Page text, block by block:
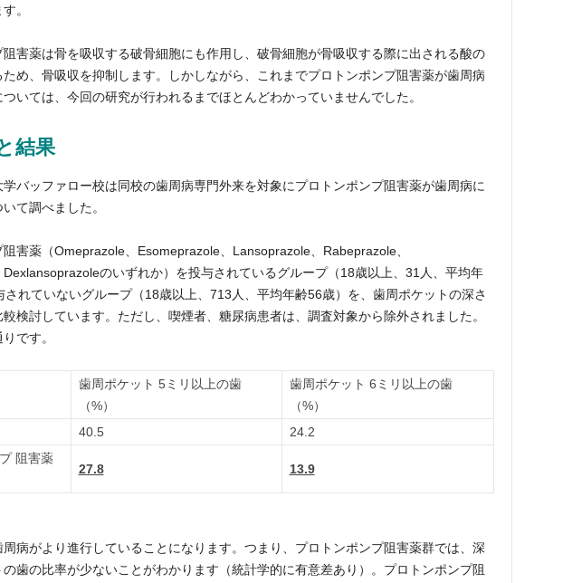
。
阻害薬は骨を吸収する破骨細胞にも作用し、破骨細胞が骨吸収する際に出される酸の
め、骨吸収を抑制します。しかしながら、これまでプロトンポンプ阻害薬が歯周病
いては、今回の研究が行われるまでほとんどわかっていませんでした。
結果
バッファロー校は同校の歯周病専門外来を対象にプロトンポンプ阻害薬が歯周病に
て調べました。
害薬（Omeprazole、Esomeprazole、Lansoprazole、Rabeprazole、
のいずれか）を投与されているグループ（18歳以上、31人、 平均年
されていないグループ（18歳以上、713人、平均年齢56歳）を、歯周ポケットの深さ
検討しています。ただし、喫煙者、糖尿病患者は、調査対象から除外されました。
です。
歯周ポケット 5ミリ以上の歯
（%）
歯周ポケット 6ミリ以上の歯
（%）
40.5
24.2
阻害薬
27.8 13.9
病がより進行していることになります。つまり、プロトンポンプ阻害薬群では、深
歯の比率が少ないことがわかります（統計学的に有意差あり）。プロトンポンプ阻